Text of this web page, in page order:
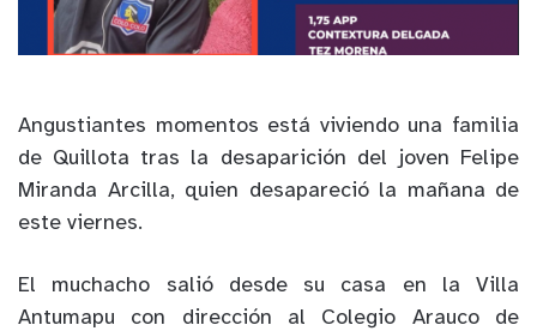
Angustiantes momentos está viviendo una familia
de Quillota tras la desaparición del joven Felipe
Miranda Arcilla, quien desapareció la mañana de
este viernes.
El muchacho salió desde su casa en la Villa
Antumapu con dirección al Colegio Arauco de